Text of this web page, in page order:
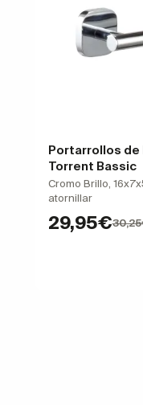
Portarrollos de
Torrent Bassic
Cromo Brillo,
atornillar
29,95€